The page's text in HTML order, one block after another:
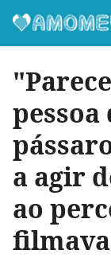
pessoa
a agir
ao
filmava